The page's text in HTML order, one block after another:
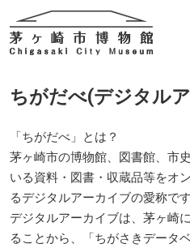
ちがだべ(デジタル
「ちがだべ」とは？
茅ヶ崎市の博物館、図書館、市
いる資料・図書・収蔵品等をオ
るデジタルアーカイブの愛称です
デジタルアーカイブは、茅ヶ崎
ることから、「ちがさきデータ